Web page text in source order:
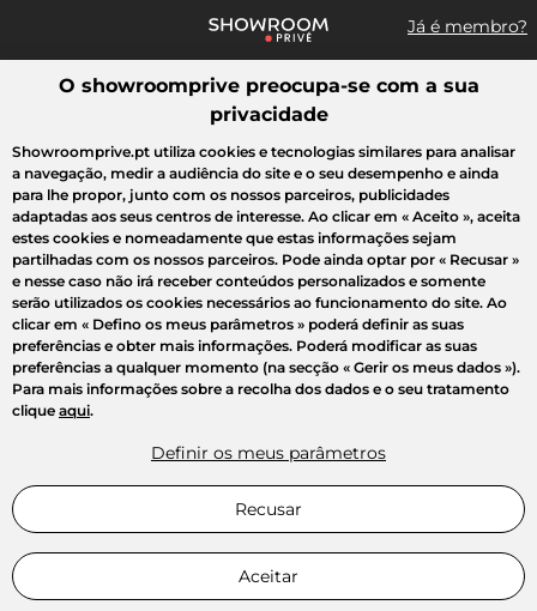
Já é membro?
Pesquisar uma marca, um artigo, uma venda...
Todas as vendas Moda Desporto Casa Criança Beleza
O showroomprive preocupa-se com a sua
privacidade
Showroomprive.pt utiliza cookies e tecnologias similares para analisar
a navegação, medir a audiência do site e o seu desempenho e ainda
para lhe propor, junto com os nossos parceiros, publicidades
adaptadas aos seus centros de interesse. Ao clicar em « Aceito », aceita
estes cookies e nomeadamente que estas informações sejam
partilhadas com os nossos parceiros. Pode ainda optar por « Recusar »
e nesse caso não irá receber conteúdos personalizados e somente
serão utilizados os cookies necessários ao funcionamento do site. Ao
clicar em « Defino os meus parâmetros » poderá definir as suas
preferências e obter mais informações. Poderá modificar as suas
preferências a qualquer momento (na secção « Gerir os meus dados »).
Para mais informações sobre a recolha dos dados e o seu tratamento
clique aqui.
Definir os meus parâmetros
Recusar
Aceitar